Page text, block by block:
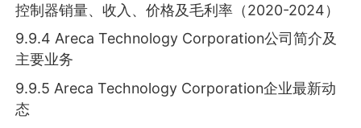
控制器销量、收入、价格及毛利率（2020-2024）
9.9.4 Areca Technology Corporation公司简介及
主要业务
9.9.5 Areca Technology Corporation企业最新动
态